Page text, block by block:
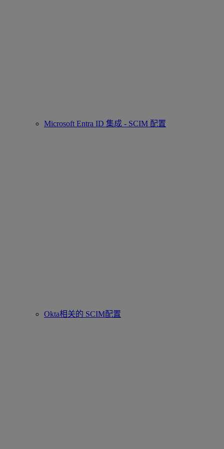
Microsoft Entra ID 集成 - SCIM 配置
Okta相关的 SCIM配置